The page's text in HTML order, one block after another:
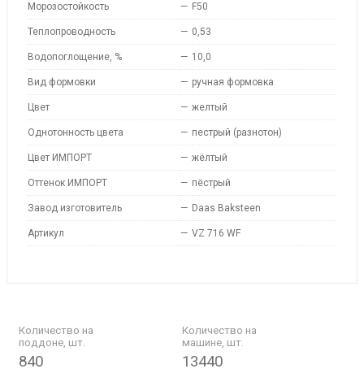
Морозостойкость — F50
Теплопроводность — 0,53
Водопоглощение, % — 10,0
Вид формовки — ручная формовка
Цвет — желтый
Однотонность цвета — пестрый (разнотон)
Цвет ИМПОРТ — жёлтый
Оттенок ИМПОРТ — пёстрый
Завод изготовитель — Daas Baksteen
Артикул — VZ 716 WF
Количество на
поддоне, шт.
840
Количество на
машине, шт.
13440